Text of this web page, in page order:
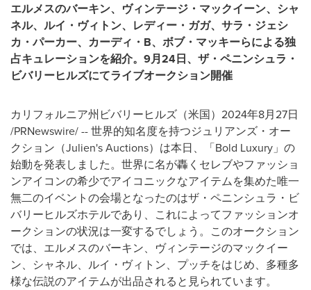
エルメスのバーキン、ヴィンテージ・マックイーン、シャ
ネル、ルイ・ヴィトン、レディー・ガガ、サラ・ジェシ
カ・パーカー、カーディ・ B、ボブ・マッキーらによる独
占キュレーションを紹介。 9月24日、ザ・ペニンシュラ・
ビバリーヒルズにてライブオークション開催
カリフォルニア州ビバリーヒルズ（米国）2024年8月27日
/PRNewswire/ -- 世界的知名度を持つジュリアンズ・オー
クション（Julien's Auctions）は本日、「Bold Luxury」の
始動を発表しました。世界に名が轟くセレブやファッショ
ンアイコンの希少でアイコニックなアイテムを集めた唯一
無二のイベントの会場となったのはザ・ペニンシュラ・ビ
バリーヒルズホテルであり、これによってファッションオ
ークションの状況は一変するでしょう。このオークション
では、エルメスのバーキン、ヴィンテージのマックイー
ン、シャネル、ルイ・ヴィトン、プッチをはじめ、多種多
様な伝説のアイテムが出品されると見られています。